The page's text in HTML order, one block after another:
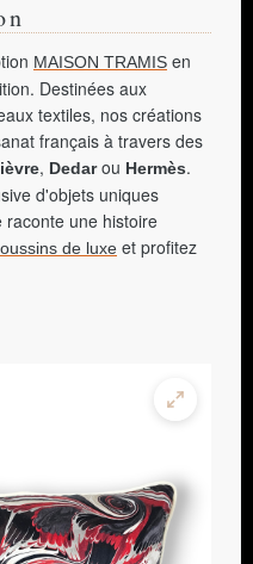
MAISON TRAMIS en
Destinées aux
textiles, nos créations
français à travers des
, Dedarou Hermès.
d'objets uniques
raconte une histoire
de luxe et profitez